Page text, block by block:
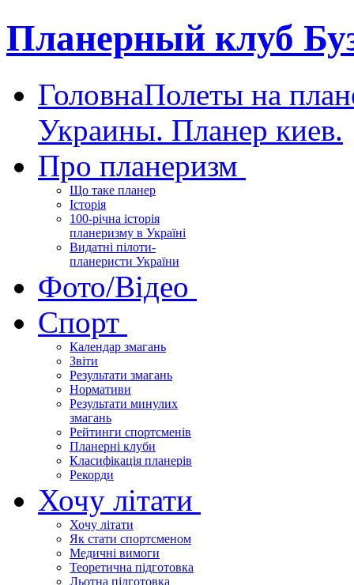
Планерный клуб
ГоловнаПолеты на
Украины. Планер киев.
Про планеризм
Що таке планер
Історія
100-річна історія
планеризму в Україні
Видатні пілоти-
планеристи України
Фото/Відео
Спорт
Календар змагань
Звіти
Результати змагань
Нормативи
Результати минулих
змагань
Рейтинги спортсменів
Планерні клуби
Класифікація планерів
Рекорди
Хочу літати
Хочу літати
Як стати спортсменом
Медичні вимоги
Теоретична підготовка
Льотна підготовка